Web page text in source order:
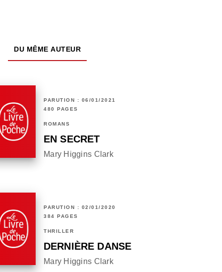
DU MÊME AUTEUR
PARUTION : 06/01/2021
480 PAGES
ROMANS
EN SECRET
Mary Higgins Clark
PARUTION : 02/01/2020
384 PAGES
THRILLER
DERNIÈRE DANSE
Mary Higgins Clark